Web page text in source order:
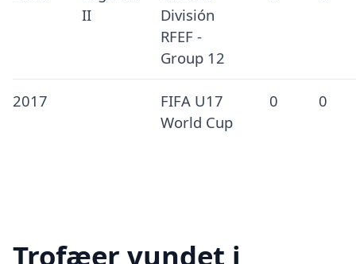
II
División
RFEF -
Group 12
2017
FIFA U17
World Cup
0 0
Trofæer vundet i